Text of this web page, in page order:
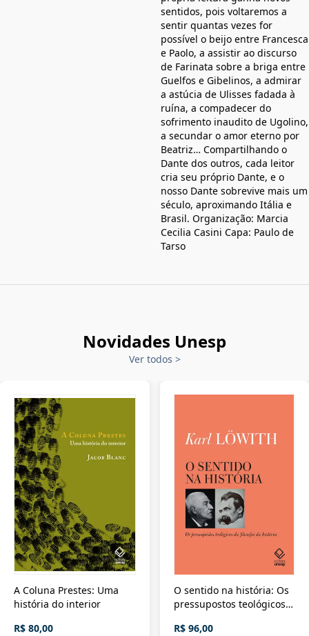
sentidos, pois voltaremos a
sentir quantas vezes for
possível o beijo entre Francesca
e Paolo, a assistir ao discurso
de Farinata sobre a briga entre
Guelfos e Gibelinos, a admirar
a astúcia de Ulisses fadada à
ruína, a compadecer do
sofrimento inaudito de Ugolino,
a secundar o amor eterno por
Beatriz… Compartilhando o
Dante dos outros, cada leitor
cria seu próprio Dante, e o
nosso Dante sobrevive mais um
século, aproximando Itália e
Brasil. Organização: Marcia
Cecilia Casini Capa: Paulo de
Tarso
Novidades Unesp
Ver todos >
A Coluna Prestes: Uma
história do interior
R$ 80,00
O sentido na história: Os
pressupostos teológicos
R$ 96,00